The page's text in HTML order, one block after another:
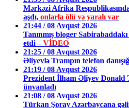
Mərkəzi Afrika
aşdı, onlarla ölü və yaralı var
21:44 / 08 Avqust 2026
Tanınmış bloger
etdi –VİDEO
21:25 / 08 Avqust 2026
Əliyevlə Trampın telefon
21:19 / 08 Avqust 2026
Prezident İlham Əliyev Donald
ünvanladı
21:08 / 08 Avqust 2026
Türkan Şoray Azərbaycana